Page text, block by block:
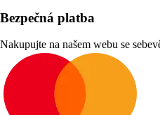
Bezpečná platba
Nakupujte na našem webu se